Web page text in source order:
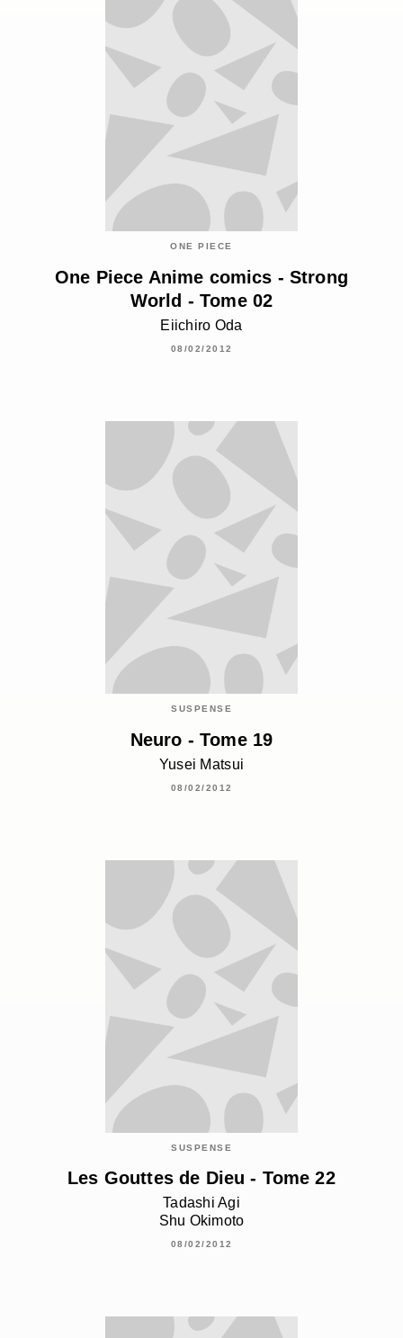
ONE PIECE
One Piece Anime comics - Strong
World - Tome 02
Eiichiro Oda
08/02/2012
SUSPENSE
Neuro - Tome 19
Yusei Matsui
08/02/2012
SUSPENSE
Les Gouttes de Dieu - Tome 22
Tadashi Agi
Shu Okimoto
08/02/2012